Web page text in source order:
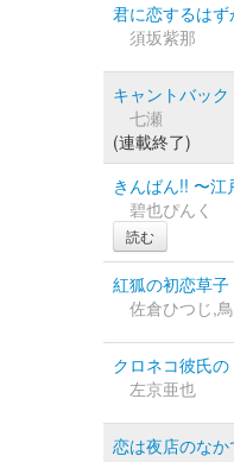
君に恋するは
須坂紫那
キャントバック
七瀬
(連載終了)
きんばん!! 〜
碧也ぴんく
読む
紅狐の初恋草子
佐倉ひつじ,
クロネコ彼氏の
左京亜也
恋は夜店のなか